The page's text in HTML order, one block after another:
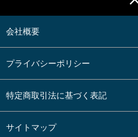
会社概要
プライバシーポリシー
特定商取引法に基づく表記
サイトマップ